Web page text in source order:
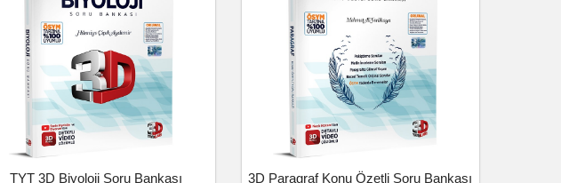
TYT 3D Biyoloji Soru Bankası 3D Paragraf Konu Özetli Soru Bankası